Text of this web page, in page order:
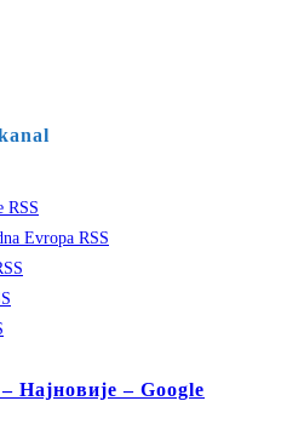
RSS
Evropa RSS
Најновије – Google